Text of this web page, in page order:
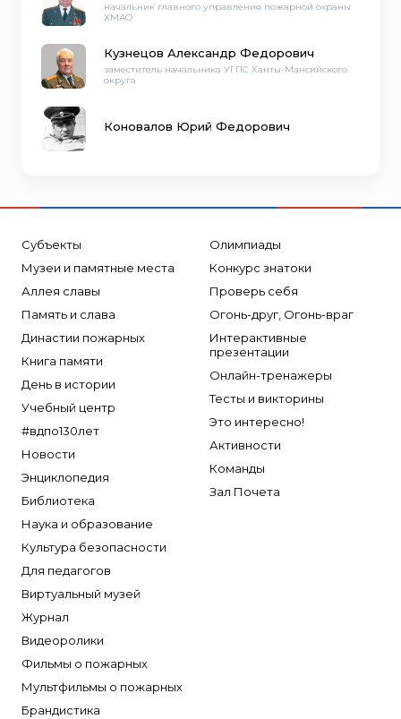
начальник главного управления пожарной охраны
ХМАО
Кузнецов Александр Федорович
заместитель начальника УГПС Ханты-Мансийского
округа
Коновалов Юрий Федорович
Субъекты
Музеи и памятные места
Аллея славы
Память и слава
Династии пожарных
Книга памяти
День в истории
Учебный центр
#вдпо130лет
Новости
Энциклопедия
Библиотека
Наука и образование
Культура безопасности
Для педагогов
Виртуальный музей
Журнал
Видеоролики
Фильмы о пожарных
Мультфильмы о пожарных
Брандистика
Олимпиады
Конкурс знатоки
Проверь себя
Огонь-друг, Огонь-враг
Интерактивные
презентации
Онлайн-тренажеры
Тесты и викторины
Это интересно!
Активности
Команды
Зал Почета